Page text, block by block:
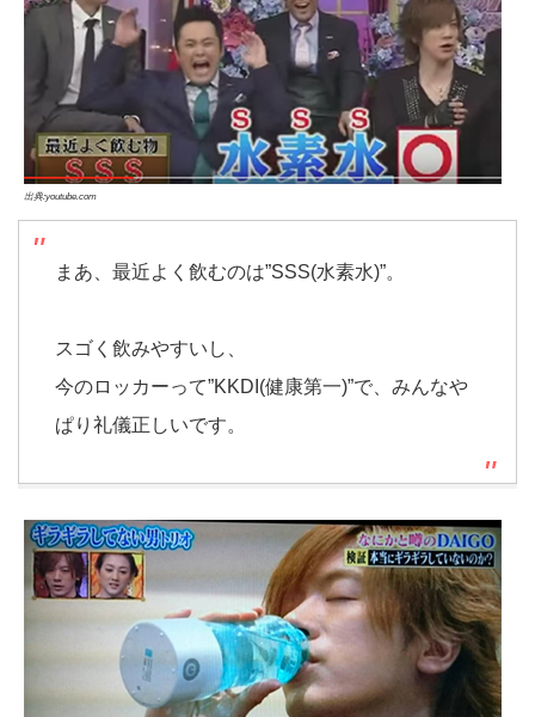
出典:youtube.com
まあ、最近よく飲むのは”SSS(水素水)”。
スゴく飲みやすいし、
今のロッカーって”KKDI(健康第一)”で、みんなや
ぱり礼儀正しいです。